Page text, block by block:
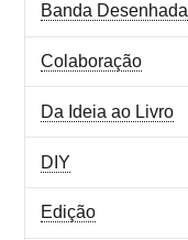
Banda Desenhada
Colaboração
Da Ideia ao Livro
DIY
Edição